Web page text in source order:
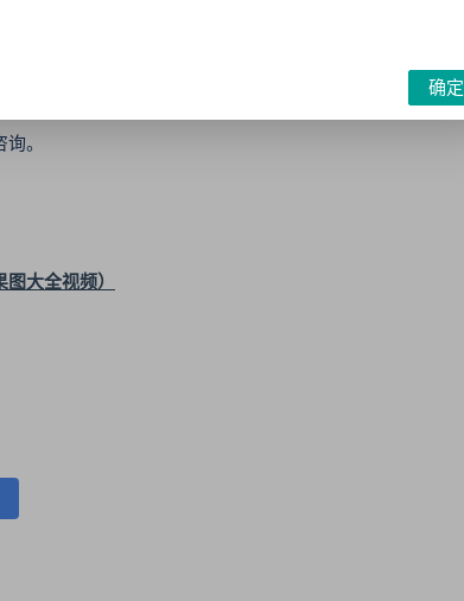
键字进行选择，关键词密度最好在2%—8%之间，不要
。
大全视频）
确定